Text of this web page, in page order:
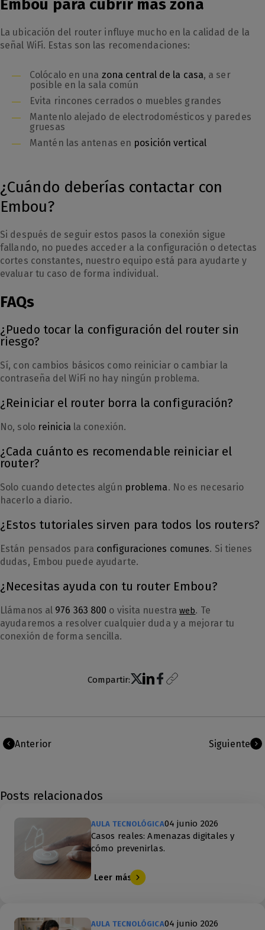
Embou para cubrir más zona
La ubicación del router influye mucho en la calidad de la
señal WiFi. Estas son las recomendaciones:
Colócalo en una zona central de la casa, a ser
posible en la sala común
Evita rincones cerrados o muebles grandes
Mantenlo alejado de electrodomésticos y paredes
gruesas
Mantén las antenas en posición vertical
¿Cuándo deberías contactar con
Embou?
Si después de seguir estos pasos la conexión sigue
fallando, no puedes acceder a la configuración o detectas
cortes constantes, nuestro equipo está para ayudarte y
evaluar tu caso de forma individual.
FAQs
¿Puedo tocar la configuración del router sin
riesgo?
Sí, con cambios básicos como reiniciar o cambiar la
contraseña del WiFi no hay ningún problema.
¿Reiniciar el router borra la configuración?
No, solo reinicia la conexión.
¿Cada cuánto es recomendable reiniciar el
router?
Solo cuando detectes algún problema. No es necesario
hacerlo a diario.
¿Estos tutoriales sirven para todos los routers?
Están pensados para configuraciones comunes. Si tienes
dudas, Embou puede ayudarte.
¿Necesitas ayuda con tu router Embou?
Llámanos al 976 363 800 o visita nuestraweb. Te
ayudaremos a resolver cualquier duda y a mejorar tu
conexión de forma sencilla.
Compartir:
Anterior Siguiente
Posts relacionados
AULA TECNOLÓGICA04 junio 2026
Casos reales: Amenazas digitales y
cómo prevenirlas.
Leer más
AULA TECNOLÓGICA04 junio 2026